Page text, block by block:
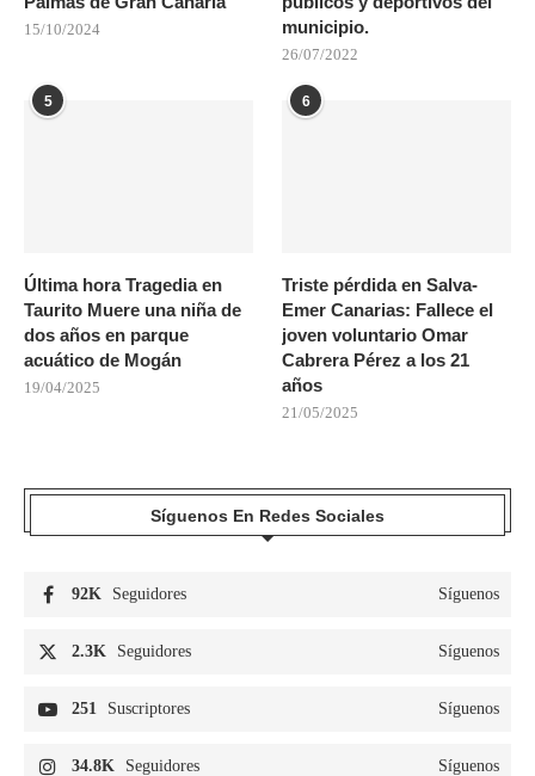
15/10/2024
municipio.
26/07/2022
5
Última hora Tragedia en
Taurito Muere una niña de
dos años en parque
acuático de Mogán
19/04/2025
6
Triste pérdida en Salva-
Emer Canarias: Fallece el
joven voluntario Omar
Cabrera Pérez a los 21
años
21/05/2025
Síguenos En Redes Sociales
92K Seguidores Síguenos
2.3K Seguidores Síguenos
251 Suscriptores Síguenos
34.8K Seguidores Síguenos